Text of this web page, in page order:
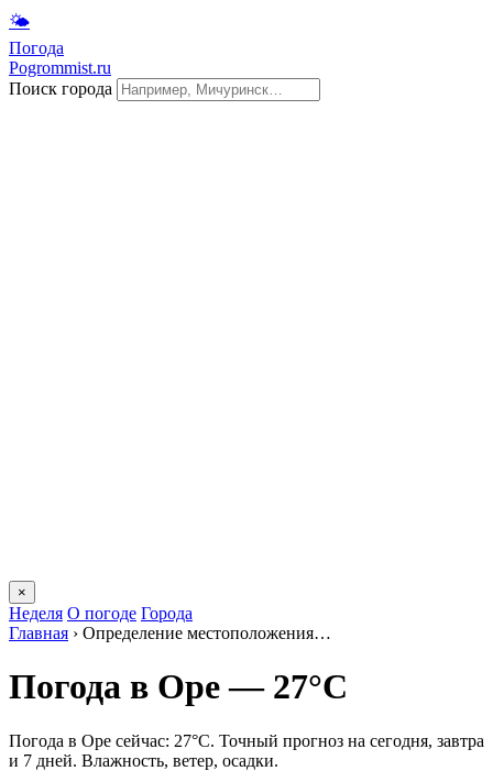
🌤
Погода
Pogrommist.ru
Поиск города
×
Неделя О погоде Города
Главная › Определение местоположения…
Погода в Оре — 27°C
Погода в Оре сейчас: 27°C. Точный прогноз на сегодня, завтра
и 7 дней. Влажность, ветер, осадки.